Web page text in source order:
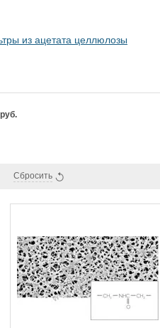
из ацетата целлюлозы
руб.
Сбросить